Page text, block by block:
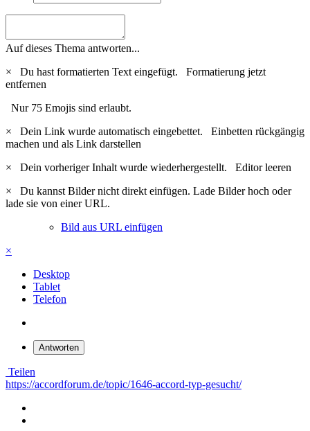
Auf dieses Thema antworten...
×
Du hast formatierten Text eingefügt. Formatierung jetzt
entfernen
Nur 75 Emojis sind erlaubt.
×
Dein Link wurde automatisch eingebettet. Einbetten rückgängig
machen und als Link darstellen
×
Dein vorheriger Inhalt wurde wiederhergestellt. Editor leeren
×
Du kannst Bilder nicht direkt einfügen. Lade Bilder hoch oder
lade sie von einer URL.
Bild aus URL einfügen
×
Desktop
Tablet
Telefon
Antworten
Teilen
https://accordforum.de/topic/1646-accord-typ-gesucht/